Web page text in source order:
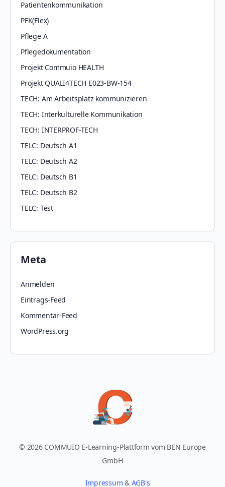
Patientenkommunikation
PFK(Flex)
Pflege A
Pflegedokumentation
Projekt Commuio HEALTH
Projekt QUALI4TECH E023-BW-154
TECH: Am Arbeitsplatz kommunizieren
TECH: Interkulturelle Kommunikation
TECH: INTERPROF-TECH
TELC: Deutsch A1
TELC: Deutsch A2
TELC: Deutsch B1
TELC: Deutsch B2
TELC: Test
Meta
Anmelden
Eintrags-Feed
Kommentar-Feed
WordPress.org
© 2026 COMMUIO E-Learning-Plattform vom BEN Europe
GmbH
Impressum & AGB's